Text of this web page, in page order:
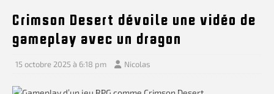
Crimson Desert dévoile une vidéo de
gameplay avec un dragon
15 octobre 2025 à 6:18 pm Nicolas